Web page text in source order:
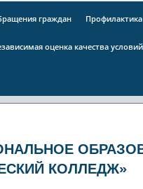
граждан
оценка качества
КОЛЛЕДЖ»